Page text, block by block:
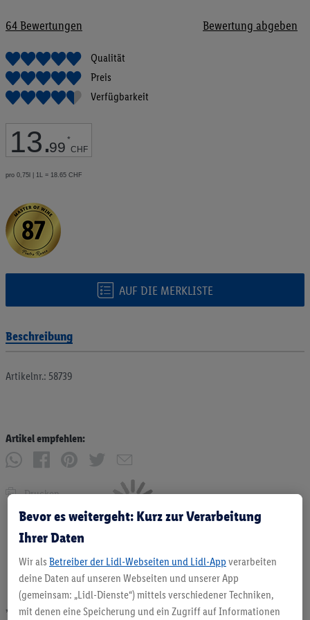
64Bewertungen Bewertung abgeben
Qualität
Preis
Verfügbarkeit
13.99 *
CHF
pro 0,75l | 1L = 18.65 CHF
AUF DIE MERKLISTE
springen
Beschreibung
Artikelnr.: 58739
Artikel empfehlen:
Drucken
* Angebote solange Vorrat. Abgabe nur in haushaltsüblichen Mengen. Verkauf
Bevor es weitergeht: Kurz zur Verarbeitung
Ihrer Daten
Wir als Betreiber der Lidl-Webseiten und Lidl-App verarbeiten
deine Daten auf unseren Webseiten und unserer App
(gemeinsam: „Lidl-Dienste“) mittels verschiedener Techniken,
mit denen eine Speicherung und ein Zugriff auf Informationen